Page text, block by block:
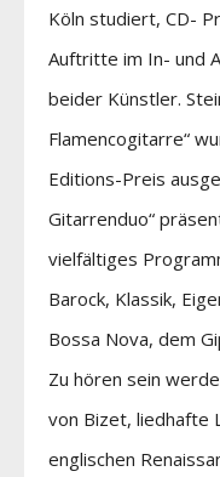
Köln studiert, CD-
Auftritte im In- und
beider Künstler.
Flamencogitarre“
Editions-Preis
Gitarrenduo“
vielfältiges
Barock, Klassik,
Bossa Nova, dem
Zu hören sein
von Bizet, liedhafte
englischen